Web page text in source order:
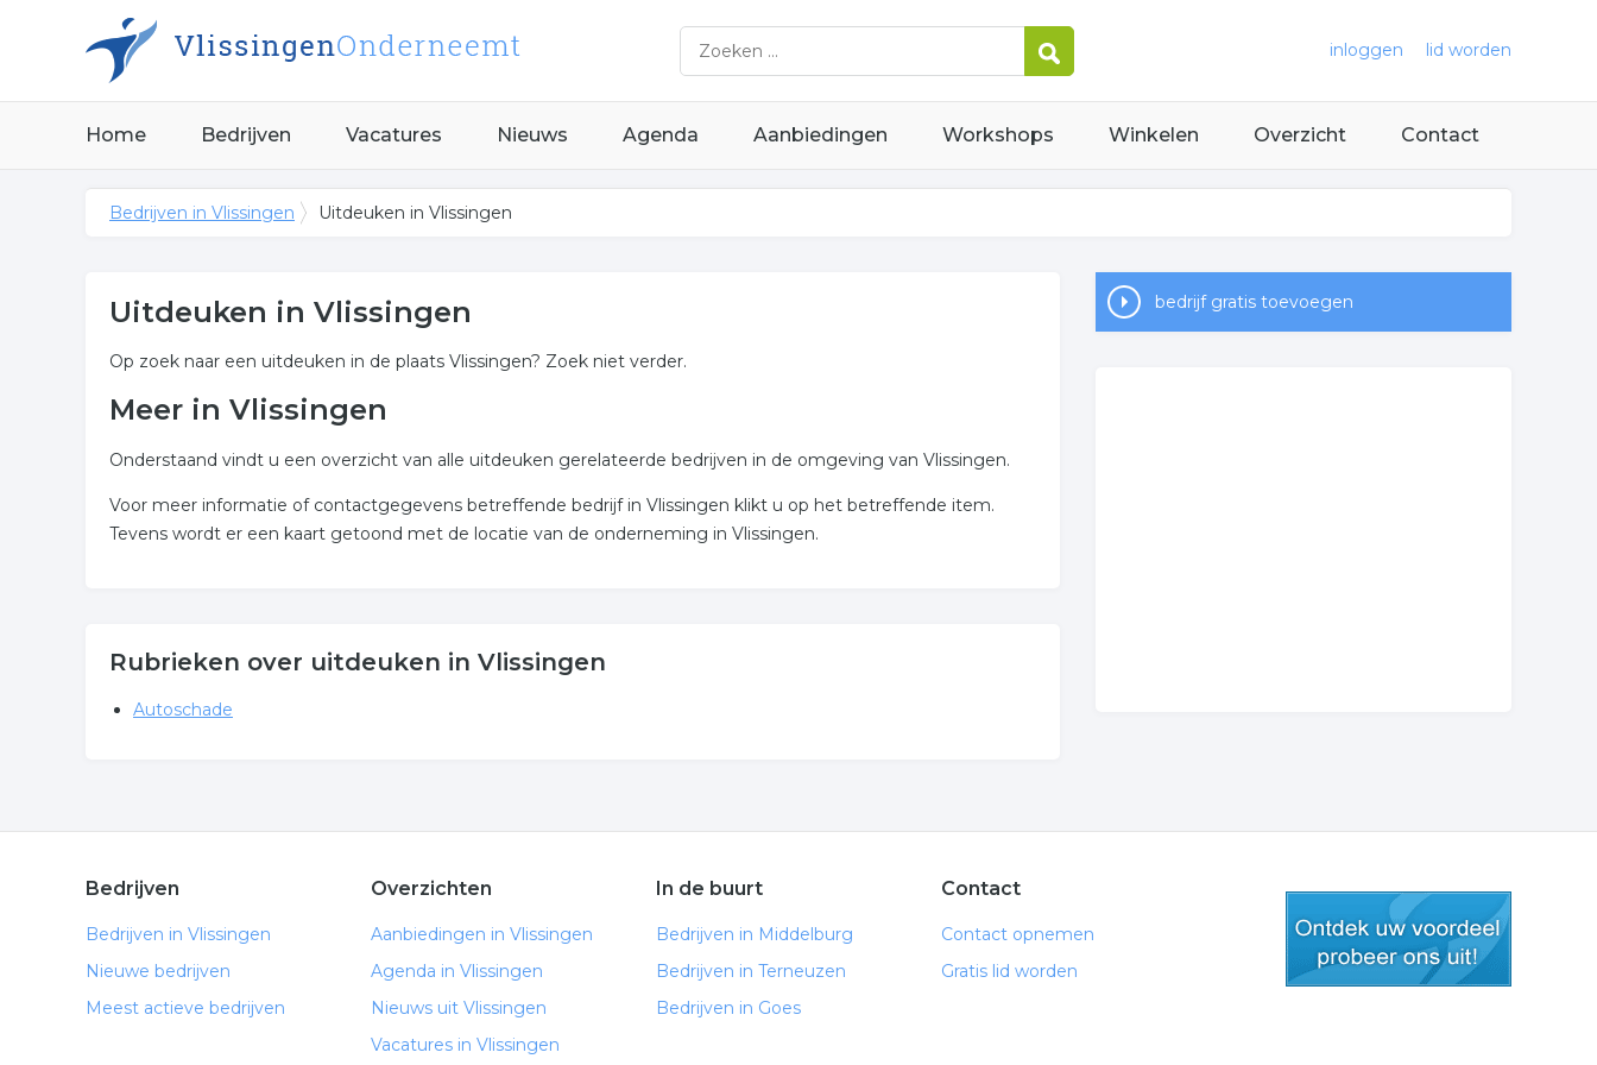
inloggen lid worden
Home Bedrijven Vacatures Nieuws Agenda Aanbiedingen Workshops Winkelen Overzicht Contact
Bedrijven in Vlissingen Uitdeuken in Vlissingen
Uitdeuken in Vlissingen
Op zoek naar een uitdeuken in de plaats Vlissingen? Zoek niet verder.
Meer in Vlissingen
Onderstaand vindt u een overzicht van alle uitdeuken gerelateerde bedrijven in de omgeving van Vlissingen.
Voor meer informatie of contactgegevens betreffende bedrijf in Vlissingen klikt u op het betreffende item.
Tevens wordt er een kaart getoond met de locatie van de onderneming in Vlissingen.
Rubrieken over uitdeuken in Vlissingen
Autoschade
bedrijf gratis toevoegen
Bedrijven
Bedrijven in Vlissingen
Nieuwe bedrijven
Meest actieve bedrijven
Overzichten
Aanbiedingen in Vlissingen
Agenda in Vlissingen
Nieuws uit Vlissingen
Vacatures in Vlissingen
In de buurt
Bedrijven in Middelburg
Bedrijven in Terneuzen
Bedrijven in Goes
Contact
Contact opnemen
Gratis lid worden